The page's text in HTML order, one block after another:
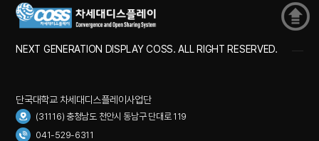
NEXT GENERATION DISPLAY COSS. ALL RIGHT RESERVED.
단국대학교 차세대디스플레이사업단
(31116) 충청남도 천안시 동남구 단대로 119
041-529-6311